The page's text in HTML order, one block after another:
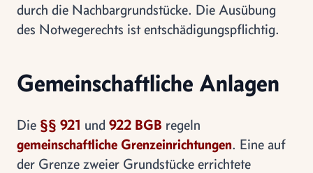
durch die Nachbargrundstücke. Die Ausübung
des Notwegerechts ist entschädigungspflichtig.
Gemeinschaftliche Anlagen
Die §§ 921 und 922 BGB regeln
gemeinschaftliche Grenzeinrichtungen. Eine auf
der Grenze zweier Grundstücke errichtete